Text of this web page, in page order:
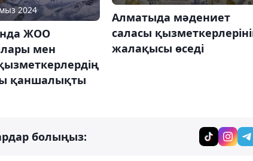
2024
ЖОО
мен
қаншалықты
Алматыда мәдениет
саласы
жалақысы өседі
болыңыз: